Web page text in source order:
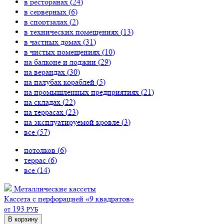
в серверных (6)
в спортзалах (2)
в технических помещениях (13)
в частных домах (31)
в чистых помещениях (10)
на балконе и лоджии (29)
на верандах (30)
на палубах кораблей (5)
на промышленных предприятиях (21)
на складах (22)
на террасах (23)
на эксплуатируемой кровле (3)
все (57)
потолков (6)
террас (6)
все (14)
Металлические кассеты
Кассета с перфорацией «9 квадратов»
от 193 РУБ
В корзину